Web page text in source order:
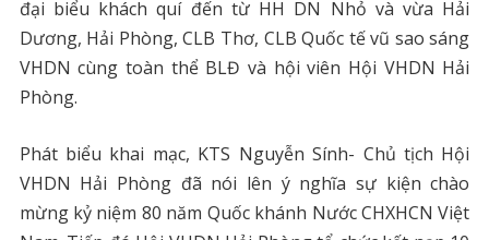
đại biểu khách quí đến từ HH DN Nhỏ và vừa Hải
Dương, Hải Phòng, CLB Thơ, CLB Quốc tế vũ sao sáng
VHDN cùng toàn thể BLĐ và hội viên Hội VHDN Hải
Phòng.
Phát biểu khai mạc, KTS Nguyễn Sính- Chủ tịch Hội
VHDN Hải Phòng đã nói lên ý nghĩa sự kiện chào
mừng kỷ niệm 80 năm Quốc khánh Nước CHXHCN Việt